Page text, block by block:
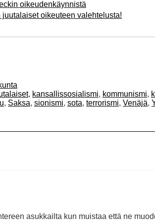
oikeudenkäynnistä
oikeuteen valehtelusta!
, kansallissosialismi, kommunismi,
, Saksa, sionismi, sota, terrorismi, Venäjä,
asukkailta kun muistaa että ne